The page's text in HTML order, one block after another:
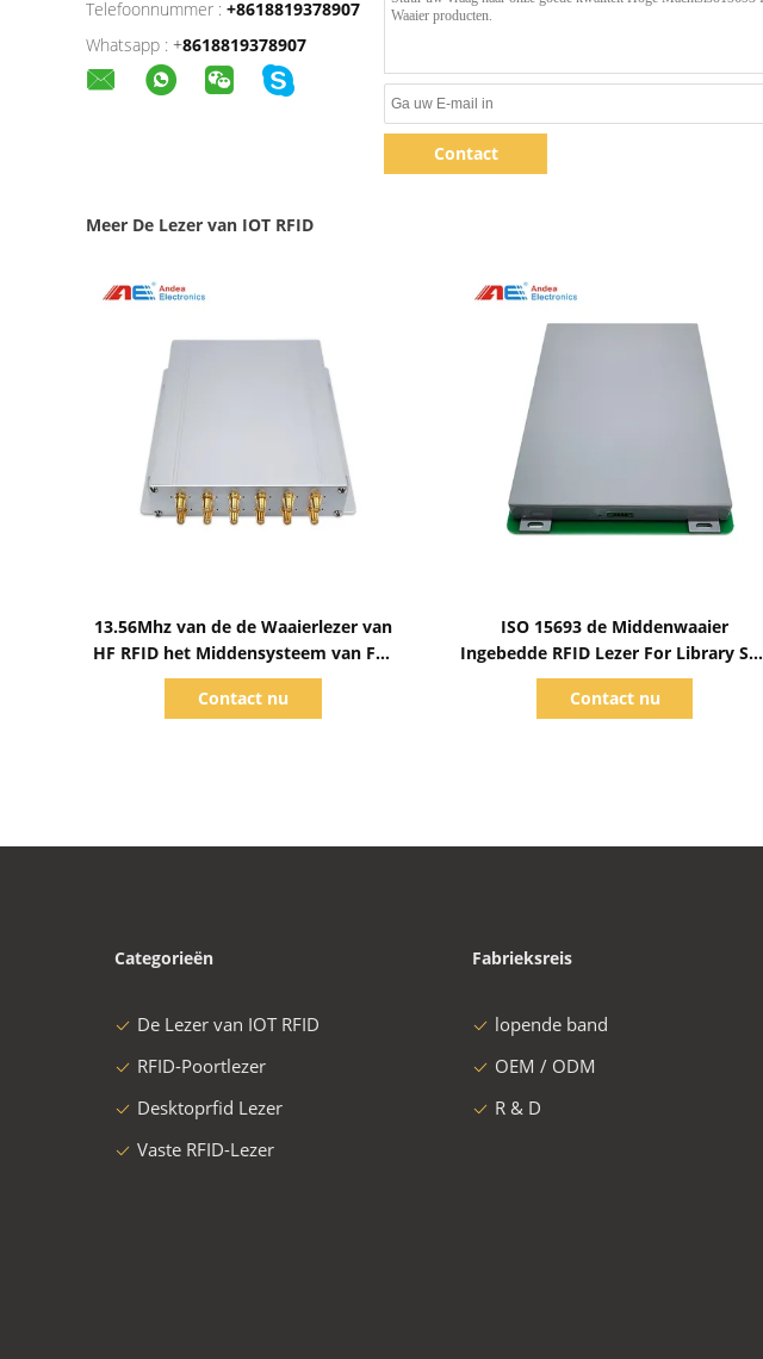
Telefoonnummer : +8618819378907
Whatsapp : +8618819378907
Contact
Meer De Lezer van IOT RFID
13.56Mhz van de de Waaierlezer van
HF RFID het Middensysteem van For
Library Management
Contact nu
ISO 15693 de Middenwaaier
Ingebedde RFID Lezer For Library Self
van HF - de Dienstcontrole in uit het
Beheer van de Kioskrfid Bibliotheek
Contact nu
Categorieën
De Lezer van IOT RFID
RFID-Poortlezer
Desktoprfid Lezer
Vaste RFID-Lezer
Fabrieksreis
lopende band
OEM / ODM
R & D